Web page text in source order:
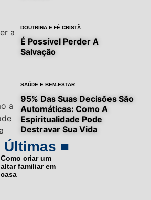
DOUTRINA E FÉ CRISTÃ
É Possível Perder A
Salvação
SAÚDE E BEM-ESTAR
95% Das Suas Decisões São
Automáticas: Como A
Espiritualidade Pode
Destravar Sua Vida
Últimas ■
Como criar um
altar familiar em
casa